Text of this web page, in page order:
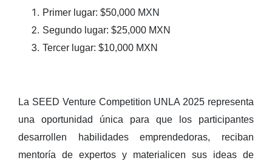
Primer lugar: $50,000 MXN
Segundo lugar: $25,000 MXN
Tercer lugar: $10,000 MXN
La SEED Venture Competition UNLA 2025 representa
una oportunidad única para que los participantes
desarrollen habilidades emprendedoras, reciban
mentoría de expertos y materialicen sus ideas de